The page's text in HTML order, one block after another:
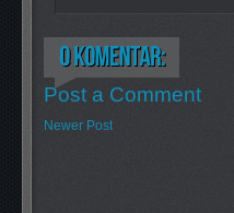
Post a Comment
Newer Post